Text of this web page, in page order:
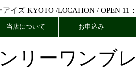
アイズ KYOTO /LOCATION/ OPEN 11
当店について お申込み
リーワンブ